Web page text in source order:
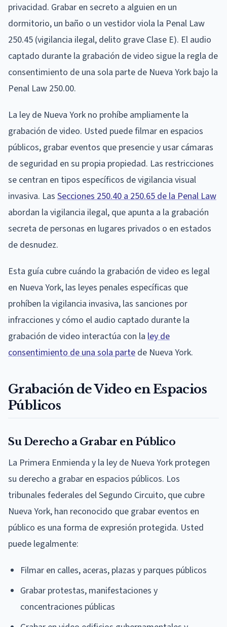
privacidad. Grabar en secreto a alguien en un
dormitorio, un baño o un vestidor viola la Penal Law
250.45 (vigilancia ilegal, delito grave Clase E). El audio
captado durante la grabación de video sigue la regla de
consentimiento de una sola parte de Nueva York bajo la
Penal Law 250.00.
La ley de Nueva York no prohíbe ampliamente la
grabación de video. Usted puede filmar en espacios
públicos, grabar eventos que presencie y usar cámaras
de seguridad en su propia propiedad. Las restricciones
se centran en tipos específicos de vigilancia visual
invasiva. Las Secciones 250.40 a 250.65 de la Penal Law
abordan la vigilancia ilegal, que apunta a la grabación
secreta de personas en lugares privados o en estados
de desnudez.
Esta guía cubre cuándo la grabación de video es legal
en Nueva York, las leyes penales específicas que
prohíben la vigilancia invasiva, las sanciones por
infracciones y cómo el audio captado durante la
grabación de video interactúa con la ley de
consentimiento de una sola parte de Nueva York.
Grabación de Video en Espacios
Públicos
Su Derecho a Grabar en Público
La Primera Enmienda y la ley de Nueva York protegen
su derecho a grabar en espacios públicos. Los
tribunales federales del Segundo Circuito, que cubre
Nueva York, han reconocido que grabar eventos en
público es una forma de expresión protegida. Usted
puede legalmente:
Filmar en calles, aceras, plazas y parques públicos
Grabar protestas, manifestaciones y
concentraciones públicas